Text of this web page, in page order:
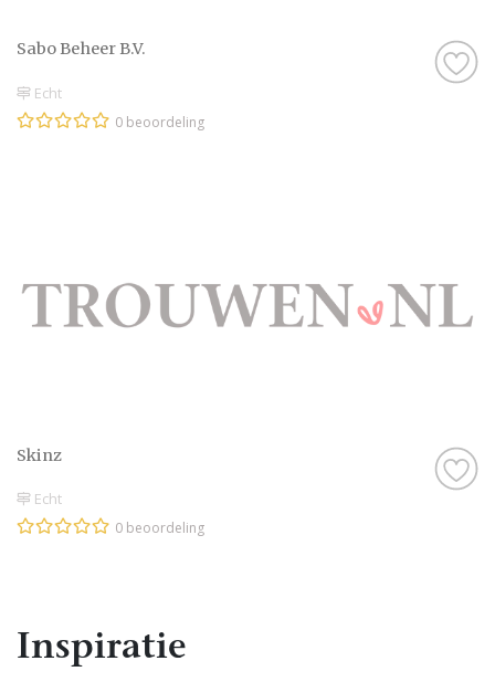
Sabo Beheer B.V.
Echt
0 beoordeling
Skinz
Echt
0 beoordeling
Inspiratie